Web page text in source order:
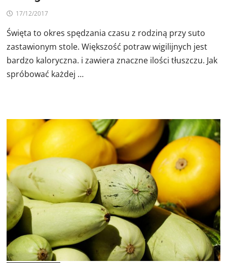
17/12/2017
Święta to okres spędzania czasu z rodziną przy suto
zastawionym stole. Większość potraw wigilijnych jest
bardzo kaloryczna. i zawiera znaczne ilości tłuszczu. Jak
spróbować każdej …